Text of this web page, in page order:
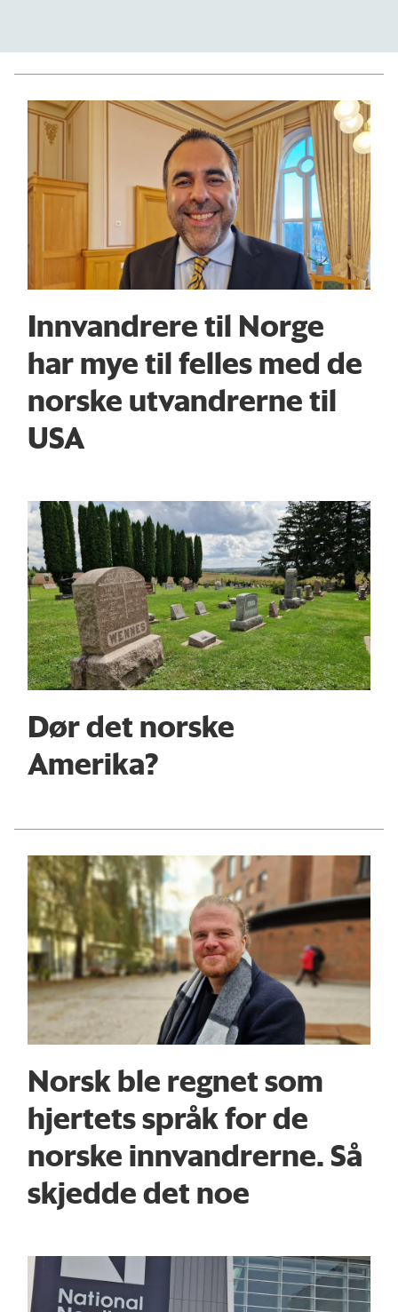
Innvandrere til Norge
har mye til felles med de
norske utvandrerne til
USA
Dør det norske
Amerika?
Norsk ble regnet som
hjertets språk for de
norske innvandrerne. Så
skjedde det noe